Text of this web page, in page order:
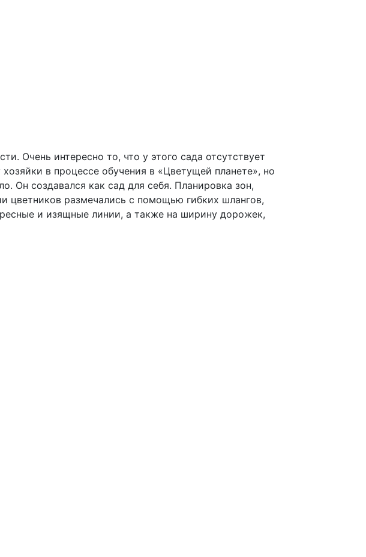
Очень интересно то, что у этого сада отсутствует
в процессе обучения в «Цветущей планете», но
Он создавался как сад для себя. Планировка зон,
цветников размечались с помощью гибких шлангов,
и изящные линии, а также на ширину дорожек,